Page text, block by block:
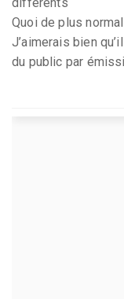
différents
Quoi de plus normal
J’aimerais bien
du public par